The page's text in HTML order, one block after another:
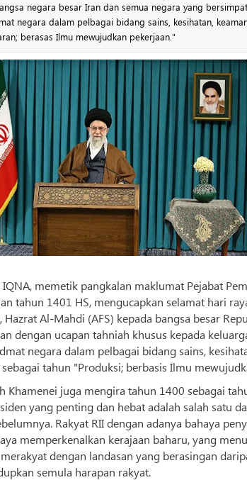
negara besar Iran dan semua negara yang
negara dalam pelbagai bidang sains, kesihatan,
berasas Ilmu mewujudkan pekerjaan."
IQNA, memetik pangkalan maklumat Pejabat
tahun 1401 HS, mengucapkan selamat hari
Hazrat Al-Mahdi (AFS) kepada bangsa besar
dengan ucapan tahniah khusus kepada
negara dalam pelbagai bidang sains,
tahun "Produksi; berbasis Ilmu
Khamenei juga mengira tahun 1400 sebagai
yang penting dan hebat adalah salah satu
Rakyat RII dengan adanya bahaya
memperkenalkan kerajaan baharu, yang
dengan landasan yang berasingan
semula harapan rakyat.